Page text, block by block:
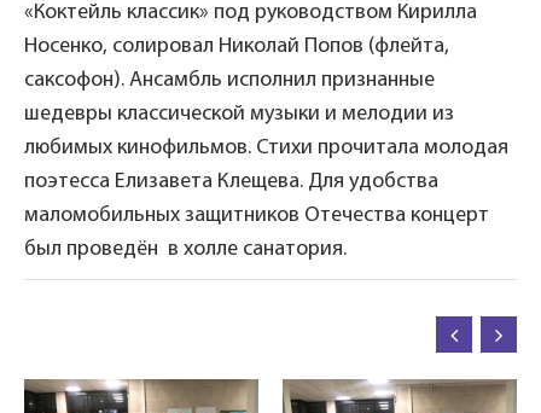
«Коктейль классик» под руководством Кирилла
Носенко, солировал Николай Попов (флейта,
саксофон). Ансамбль исполнил признанные
шедевры классической музыки и мелодии из
любимых кинофильмов. Стихи прочитала молодая
поэтесса Елизавета Клещева. Для удобства
маломобильных защитников Отечества концерт
был проведён в холле санатория.